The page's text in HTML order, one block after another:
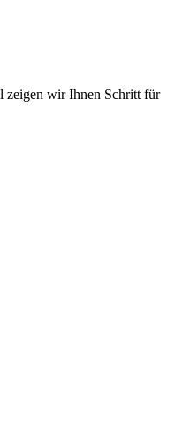
zeigen wir Ihnen Schritt für